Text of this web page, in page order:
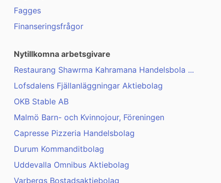
Fagges
Finanseringsfrågor
Nytillkomna arbetsgivare
Restaurang Shawrma Kahramana Handelsbola ...
Lofsdalens Fjällanläggningar Aktiebolag
OKB Stable AB
Malmö Barn- och Kvinnojour, Föreningen
Capresse Pizzeria Handelsbolag
Durum Kommanditbolag
Uddevalla Omnibus Aktiebolag
Varbergs Bostadsaktiebolag